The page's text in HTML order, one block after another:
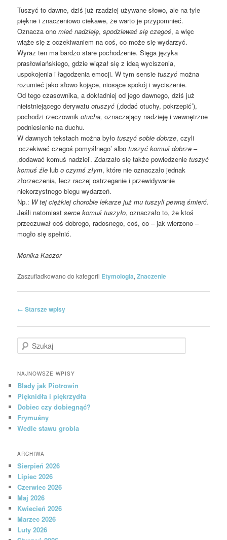
Tuszyć to dawne, dziś już rzadziej używane słowo, ale na tyle
piękne i znaczeniowo ciekawe, że warto je przypomnieć.
Oznacza onomieć nadzieję,spodziewać się czegoś, a więc
wiąże się z oczekiwaniem na coś, co może się wydarzyć.
Wyraz ten ma bardzo stare pochodzenie. Sięga języka
prasłowiańskiego, gdzie wiązał się z ideą wyciszenia,
uspokojenia i łagodzenia emocji. W tym sensietuszyć można
rozumieć jako słowo kojące, niosące spokój i wyciszenie.
Od tego czasownika, a dokładniej od jego dawnego, dziś już
nieistniejącego derywatuotuszyć (‚dodać otuchy, pokrzepić’),
pochodzi rzeczownikotucha, oznaczający nadzieję i wewnętrzne
podniesienie na duchu.
W dawnych tekstach można byłotuszyć sobie dobrze, czyli
‚oczekiwać czegoś pomyślnego’ albotuszyć komuś dobrze –
‚dodawać komuś nadziei’. Zdarzało się także powiedzenietuszyć
komuś źle lubo czymś złym, które nie oznaczało jednak
złorzeczenia, lecz raczej ostrzeganie i przewidywanie
niekorzystnego biegu wydarzeń.
Np.: W tej ciężkiej chorobie lekarze już mu tuszyli pewną śmierć.
Jeśli natomiastserce komuś tuszyło, oznaczało to, że ktoś
przeczuwał coś dobrego, radosnego, coś, co – jak wierzono –
mogło się spełnić.
Monika Kaczor
Zaszufladkowano do kategorii Etymologia,Znaczenie
Nawigacja po wpisach
← Starsze wpisy
Szukaj
NAJNOWSZE WPISY
Blady jak Piotrowin
Pięknidła i piękrzydła
Dobiec czy dobiegnąć?
Frymuśny
Wedle stawu grobla
ARCHIWA
Sierpień 2026
Lipiec 2026
Czerwiec 2026
Maj 2026
Kwiecień 2026
Marzec 2026
Luty 2026